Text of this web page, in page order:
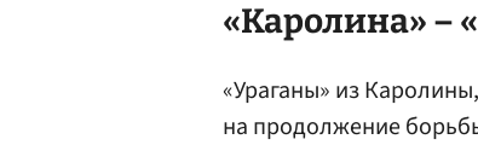
«Каролина» –
«Ураганы» из
на продолжение